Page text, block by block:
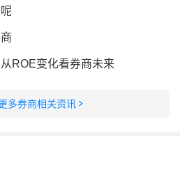
ROE变化看券商未来
多券商相关资讯